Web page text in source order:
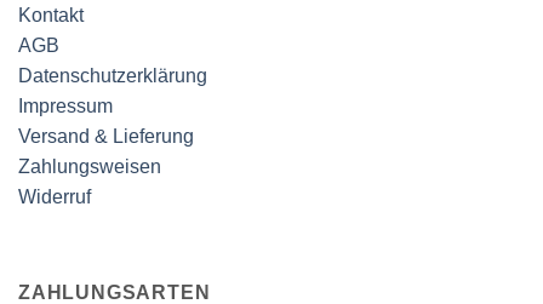
Kontakt
AGB
Datenschutzerklärung
Impressum
Versand & Lieferung
Zahlungsweisen
Widerruf
ZAHLUNGSARTEN